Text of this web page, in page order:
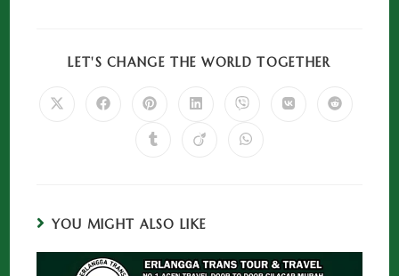
LET'S CHANGE THE WORLD TOGETHER
YOU MIGHT ALSO LIKE